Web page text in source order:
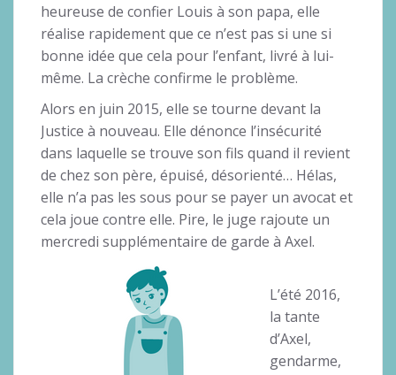
heureuse de confier Louis à son papa, elle
réalise rapidement que ce n’est pas si une si
bonne idée que cela pour l’enfant, livré à lui-
même. La crèche confirme le problème.
Alors en juin 2015, elle se tourne devant la
Justice à nouveau. Elle dénonce l’insécurité
dans laquelle se trouve son fils quand il revient
de chez son père, épuisé, désorienté… Hélas,
elle n’a pas les sous pour se payer un avocat et
cela joue contre elle. Pire, le juge rajoute un
mercredi supplémentaire de garde à Axel.
L’été 2016,
la tante
d’Axel,
gendarme,